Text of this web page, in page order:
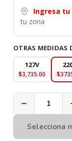
Ingresa tu
tu zona
OTRAS MEDIDAS
127V
Precio
Especial
$3,735.00
−
Selecciona